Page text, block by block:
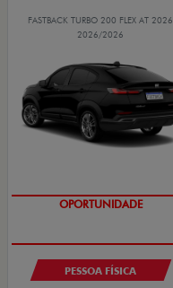
FASTBACK TURBO 200 FLEX AT 2026
2026/2026
OPORTUNIDADE
PESSOA FÍSICA